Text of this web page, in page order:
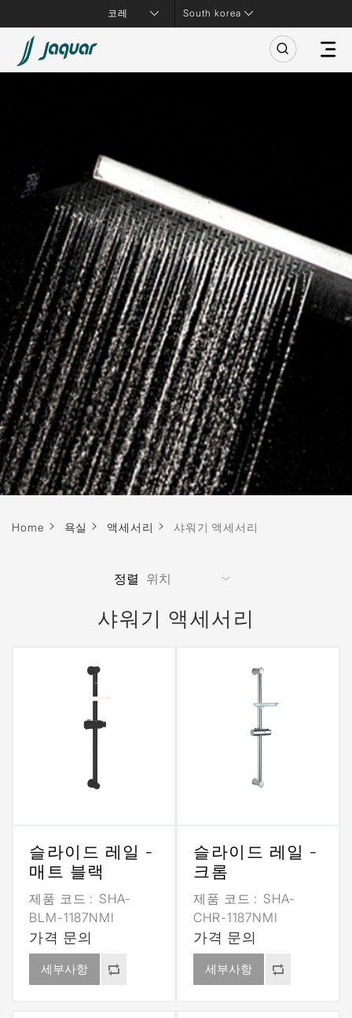
South korea
Home 욕실 액세서리 샤워기 액세서리
샤워기 액세서리
정렬
슬라이드 레일 -
매트 블랙
제품 코드 : SHA-
BLM-1187NMI
가격 문의
세부사항
슬라이드 레일 -
크롬
제품 코드 : SHA-
CHR-1187NMI
가격 문의
세부사항